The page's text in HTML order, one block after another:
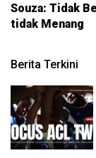
Souza: Tidak
tidak Menang
Berita Terkini